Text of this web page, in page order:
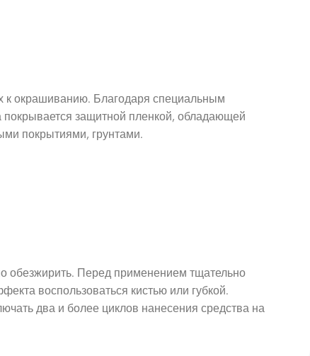
к окрашиванию. Благодаря специальным
покрывается защитной пленкой, обладающей
покрытиями, грунтами.
обезжирить. Перед применением тщательно
воспользоваться кистью или губкой.
два и более циклов нанесения средства на